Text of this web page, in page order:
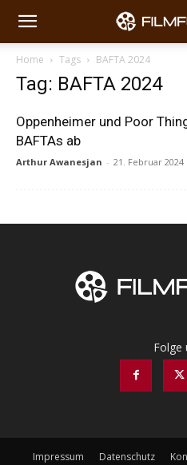
Home Tags BAFTA 2024
Tag: BAFTA 2024
Oppenheimer und Poor
BAFTAs ab
Arthur Awanesjan - 21. Februar 2024
Folge
Impressum Datenschutz